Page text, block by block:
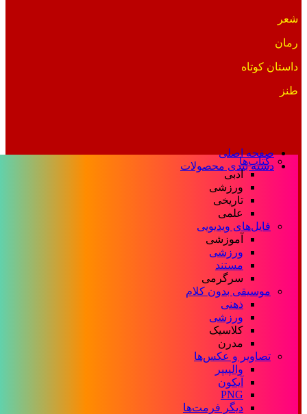
شعر
رمان
داستان کوتاه
طنز
صفحه اصلی
دسته بندی محصولات
کتاب‌ها
ادبی
ورزشی
تاریخی
علمی
فایل‌های ویدیویی
آموزشی
ورزشی
مستند
سرگرمی
موسیقی بدون کلام
ذهنی
ورزشی
کلاسیک
مدرن
تصاویر و عکس‌ها
والپیپر
آیکون
PNG
دیگر فرمت‌ها